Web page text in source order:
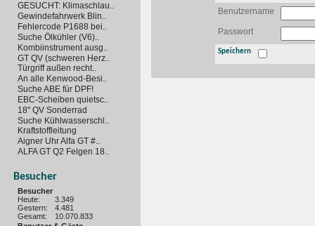
GESUCHT: Klimaschlau..
Gewindefahrwerk Blin..
Fehlercode P1688 bei..
Suche Ölkühler (V6)..
Kombiinstrument ausg..
GT QV (schweren Herz..
Türgriff außen recht..
An alle Kenwood-Besi..
Suche ABE für DPF!
EBC-Scheiben quietsc..
18" QV Sonderrad
Suche Kühlwasserschl..
Kraftstoffleitung
Aigner Uhr Alfa GT #..
ALFA GT Q2 Felgen 18..
Besucher
Besucher
Heute:
3.349
Gestern:
4.481
Gesamt:
10.070.833
Benutzername
Passwort
Speichern